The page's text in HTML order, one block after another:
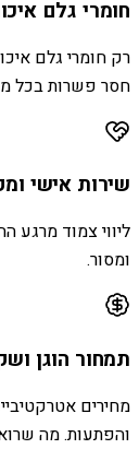
חומרי גלם
רק חומרי גלם
חסר פשרות בכל
שירות אישי
ליווי צמוד מרגע
ומסור.
תמחור הוגן
והפתעות. מה